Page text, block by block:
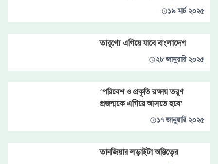
১৯ মার্চ ২০২৫
তারুণ্যে এগিয়ে যাবে বাংলাদেশ
২৮ জানুয়ারি ২০২৫
‘পরিবেশ ও প্রকৃতি রক্ষায় তরুণ
প্রজন্মকে এগিয়ে আসতে হবে’
১৭ জানুয়ারি ২০২৫
তানজিয়ার লড়াইটা অস্তিত্বের